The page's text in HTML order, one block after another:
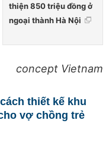
thiện 850 triệu đồng ở
ngoại thành Hà Nội
concept Vietnam
thiết kế khu
vợ chồng trẻ